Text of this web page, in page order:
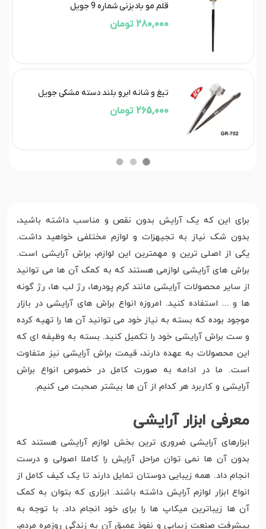
قلم مو بادبزنی شماره 9 جویل
280,000 تومان
تیغ و شانه ابرو بلند دسته مشکی جویل
265,000 تومان
برای این که یک آرایش بدون نقص و مناسب داشته باشید،
بدون شک نیاز به تجیهزات و لوازم مختلفی خواهید داشت.
یکی از اصلی ترین و مهمترین این لوازم، براش آرایشی است.
براش های آرایشی لوازمی هستند که به کمک آن ها می توانید
از سایر محصولات آرایشی مانند کرم پودرها، رژ لب ها، رژ گونه
ها و ... استفاده کنید. امروزه انواع براش های آرایشی در بازار
موجود بوده که بسته به نیاز خود می توانید آن ها را تهیه کرده
و ست براش آرایشی خود را تکمیل کنید. بسته به وظیفه ای که
این محصولات به عهده دارند، قیمت براش آرایشی نیز متفاوت
است. ما در ادامه به صورت کامل در خصوص انواع براش
آرایشی و کاربرد هر کدام از آن ها بیشتر صحبت می کنیم.
معرفی ابزار آرایشی
ابزارهای آرایشی ضروری ترین بخش لوازم آرایشی هستند که
بدون آن ها نمی توان مراحل آرایش را کاملا اصولی و درست
انجام داد. همه زیبایی دوستان تمایل دارند تا یک کیف کامل از
انواع ابزار لوازم آرایش داشته باشند. ابزاری که بتوان به کمک
آن ها زیباترین میکاپ ها را برای خود انجام داد. با توجه به
پیشرفت صنعت زیبایی و نفوذ عمیق آن به زندگی روزمره مردم،